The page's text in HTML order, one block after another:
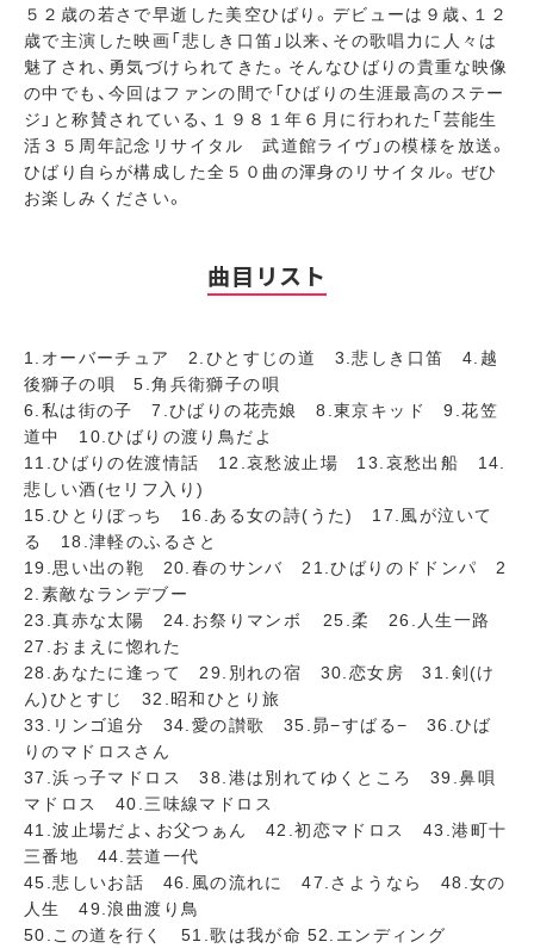
５２歳の若さで早逝した美空ひばり。デビューは９歳、１２
歳で主演した映画「悲しき口笛」以来、その歌唱力に人々は
魅了され、勇気づけられてきた。そんなひばりの貴重な映像
の中でも、今回はファンの間で「ひばりの生涯最高のステー
ジ」と称賛されている、１９８１年６月に行われた「芸能生
活３５周年記念リサイタル 武道館ライヴ」の模様を放送。
ひばり自らが構成した全５０曲の渾身のリサイタル。ぜひ
お楽しみください。
曲目リスト
1.オーバーチュア 2.ひとすじの道 3.悲しき口笛 4.越
後獅子の唄 5.角兵衛獅子の唄
6.私は街の子 7.ひばりの花売娘 8.東京キッド 9.花笠
道中 10.ひばりの渡り鳥だよ
11.ひばりの佐渡情話 12.哀愁波止場 13.哀愁出船 14.
悲しい酒(セリフ入り)
15.ひとりぼっち 16.ある女の詩(うた) 17.風が泣いて
る 18.津軽のふるさと
19.思い出の鞄 20.春のサンバ 21.ひばりのドドンパ 2
2.素敵なランデブー
23.真赤な太陽 24.お祭りマンボ 25.柔 26.人生一路
27.おまえに惚れた
28.あなたに逢って 29.別れの宿 30.恋女房 31.剣(け
ん)ひとすじ 32.昭和ひとり旅
33.リンゴ追分 34.愛の讃歌 35.昴−すばる− 36.ひば
りのマドロスさん
37.浜っ子マドロス 38.港は別れてゆくところ 39.鼻唄
マドロス 40.三味線マドロス
41.波止場だよ、お父つぁん 42.初恋マドロス 43.港町十
三番地 44.芸道一代
45.悲しいお話 46.風の流れに 47.さようなら 48.女の
人生 49.浪曲渡り鳥
50.この道を行く 51.歌は我が命 52.エンディング